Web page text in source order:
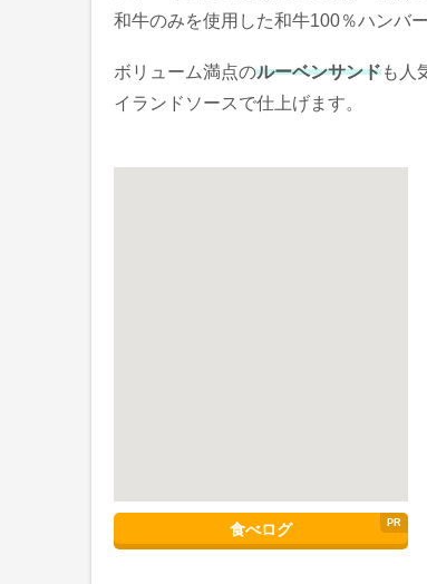
和牛のみを使用した和牛100％ハンバ
ボリューム満点のルーベンサンドも人
イランドソースで仕上げます。
食べログ